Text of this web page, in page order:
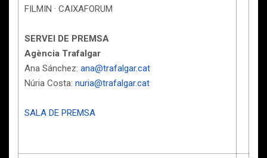
FILMIN · CAIXAFORUM
SERVEI DE PREMSA
Agència Trafalgar
Ana Sánchez: ana@trafalgar.cat
Núria Costa: nuria@trafalgar.cat
SALA DE PREMSA